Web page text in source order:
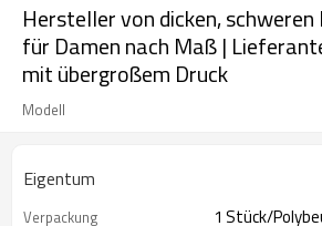
Hersteller von dicken,
für Damen nach Maß |
mit übergroßem Druck
Modell
Eigentum
Verpackung 1 Stück/